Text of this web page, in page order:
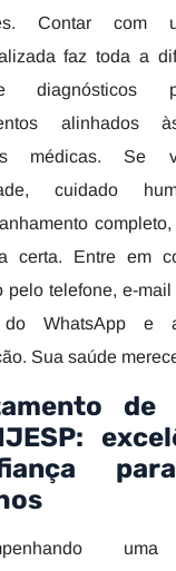
Contar com
faz toda a
diagnósticos
alinhados
médicas. Se
cuidado
certa. Entre em
pelo telefone, e-
do WhatsApp e
Sua saúde
de